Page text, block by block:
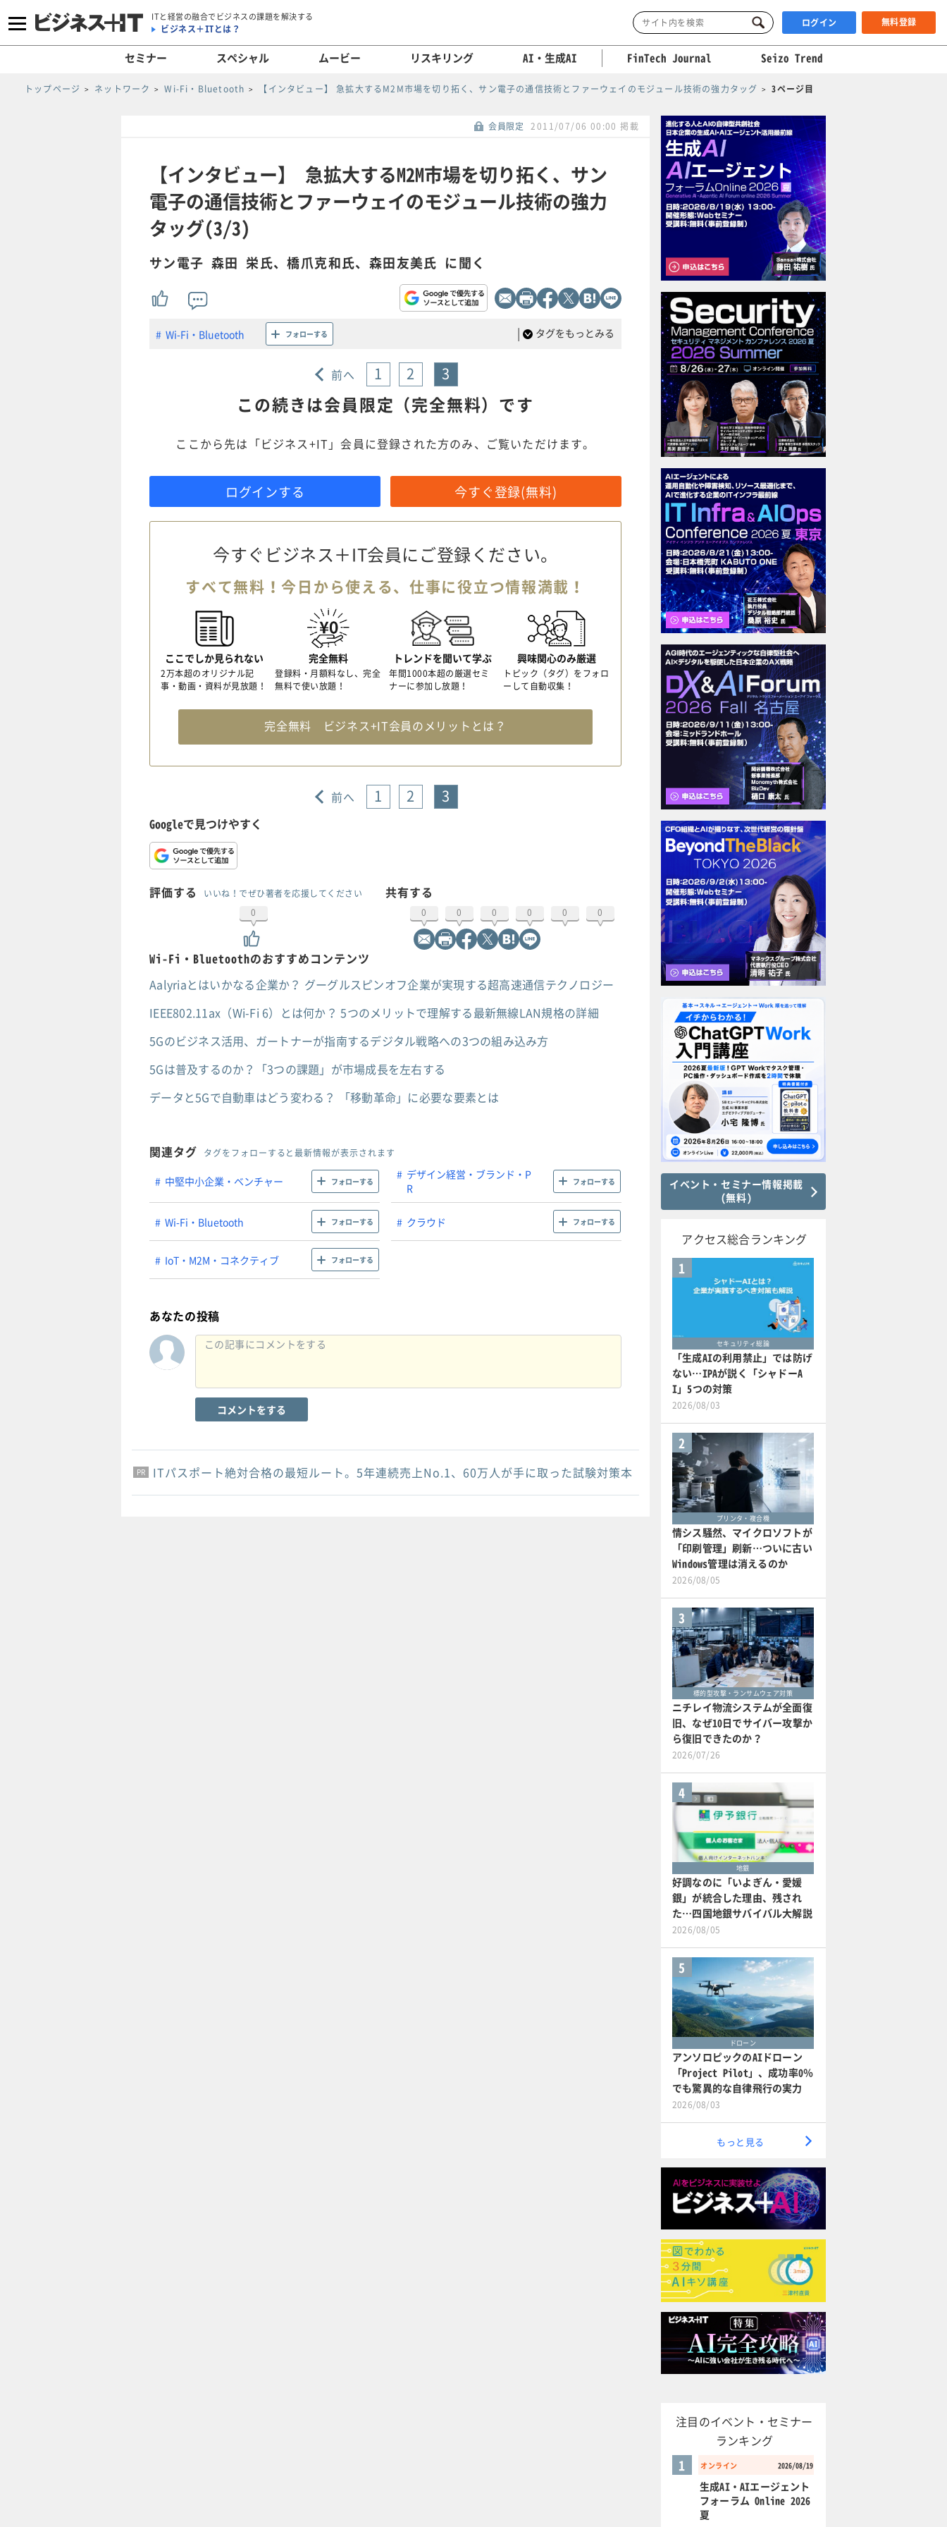
ITと経営の融合でビジネスの課題を解決する
ビジネス＋ITとは？ ログイン 無料登録
セミナー スペシャル ムービー リスキリング AI・生成AI FinTech Journal Seizo Trend
トップページ ネットワーク Wi-Fi・Bluetooth 【インタビュー】 急拡大するM2M市場を切り拓く、サン電子の通信技術とファーウェイのモジュール技術の強力タッグ 3ページ目
会員限定 2011/07/06 00:00 掲載
【インタビュー】 急拡大するM2M市場を切り拓く、サン
電子の通信技術とファーウェイのモジュール技術の強力
タッグ(3/3)
サン電子 森田 栄氏、橋爪克和氏、森田友美氏 に聞く
Wi-Fi・Bluetooth フォローする | タグをもっとみる
前へ 1 2 3
この続きは会員限定（完全無料）です
ここから先は「ビジネス+IT」会員に登録された方のみ、ご覧いただけます。
ログインする 今すぐ登録(無料)
今すぐビジネス＋IT会員にご登録ください。
すべて無料！今日から使える、仕事に役立つ情報満載！
ここでしか見られない
2万本超のオリジナル記
事・動画・資料が見放題！
完全無料
登録料・月額料なし、完全
無料で使い放題！
トレンドを聞いて学ぶ
年間1000本超の厳選セミ
ナーに参加し放題！
興味関心のみ厳選
トピック（タグ）をフォロ
ーして自動収集！
完全無料 ビジネス+IT会員のメリットとは？
前へ 1 2 3
Googleで見つけやすく
評価する
いいね！でぜひ著者を応援してください
0
共有する
0 0 0 0 0 0
Wi-Fi・Bluetoothのおすすめコンテンツ
Aalyriaとはいかなる企業か？ グーグルスピンオフ企業が実現する超高速通信テクノロジー
IEEE802.11ax（Wi-Fi 6）とは何か？ 5つのメリットで理解する最新無線LAN規格の詳細
5Gのビジネス活用、ガートナーが指南するデジタル戦略への3つの組み込み方
5Gは普及するのか？「3つの課題」が市場成長を左右する
データと5Gで自動車はどう変わる？ 「移動革命」に必要な要素とは
関連タグ タグをフォローすると最新情報が表示されます
中堅中小企業・ベンチャー フォローする
デザイン経営・ブランド・P
R
フォローする
Wi-Fi・Bluetooth フォローする クラウド フォローする
IoT・M2M・コネクティブ フォローする
あなたの投稿
コメントをする
PR
PR
PR ITパスポート絶対合格の最短ルート。5年連続売上No.1、60万人が手に取った試験対策本
イベント・セミナー情報掲載
(無料)
アクセス総合ランキング
1
セキュリティ総論
「生成AIの利用禁止」では防げ
ない…IPAが説く「シャドーA
I」5つの対策
2026/08/03
2
プリンタ・複合機
情シス騒然、マイクロソフトが
「印刷管理」刷新…ついに古い
Windows管理は消えるのか
2026/08/05
3
標的型攻撃・ランサムウェア対策
ニチレイ物流システムが全面復
旧、なぜ10日でサイバー攻撃か
ら復旧できたのか？
2026/07/26
4
地銀
好調なのに「いよぎん・愛媛
銀」が統合した理由、残され
た…四国地銀サバイバル大解説
2026/08/05
5
ドローン
アンソロピックのAIドローン
「Project Pilot」、成功率0％
でも驚異的な自律飛行の実力
2026/08/03
もっと見る
注目のイベント・セミナー
ランキング
オンライン 2026/08/19
1
生成AI・AIエージェント
フォーラム Online 2026
夏